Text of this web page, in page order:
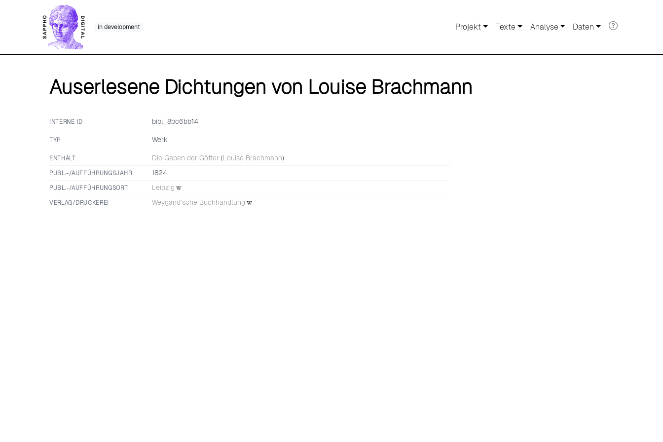
in development Projekt Texte Analyse Daten
Auserlesene Dichtungen von Louise Brachmann
INTERNE ID bibl_8bc6bb14
TYP Werk
ENTHÄLT Die Gaben der Götter (Louise Brachmann)
PUBL.-/AUFFÜHRUNGSJAHR 1824
PUBL.-/AUFFÜHRUNGSORT Leipzig
VERLAG/DRUCKEREI Weygand’sche Buchhandlung